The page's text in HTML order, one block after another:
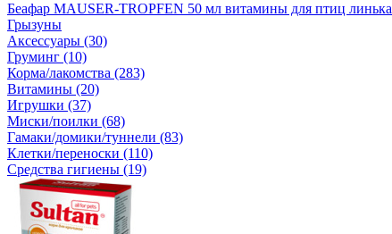
Беафар MAUSER-TROPFEN 50 мл витамины для птиц линька
Грызуны
Аксессуары (30)
Груминг (10)
Корма/лакомства (283)
Витамины (20)
Игрушки (37)
Миски/поилки (68)
Гамаки/домики/туннели (83)
Клетки/переноски (110)
Средства гигиены (19)